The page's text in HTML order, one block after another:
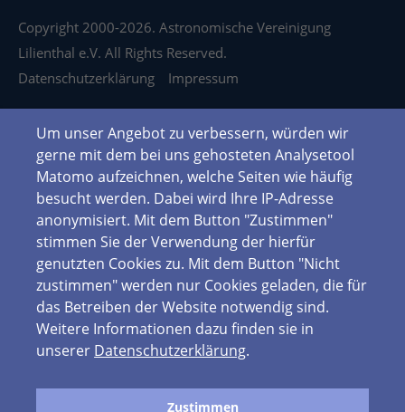
Copyright 2000-2026. Astronomische Vereinigung
Lilienthal e.V. All Rights Reserved.
Datenschutzerklärung
Impressum
Um unser Angebot zu verbessern, würden wir
gerne mit dem bei uns gehosteten Analysetool
Matomo aufzeichnen, welche Seiten wie häufig
besucht werden. Dabei wird Ihre IP-Adresse
anonymisiert. Mit dem Button "Zustimmen"
stimmen Sie der Verwendung der hierfür
genutzten Cookies zu. Mit dem Button "Nicht
zustimmen" werden nur Cookies geladen, die für
das Betreiben der Website notwendig sind.
Weitere Informationen dazu finden sie in
unserer Datenschutzerklärung.
Zustimmen